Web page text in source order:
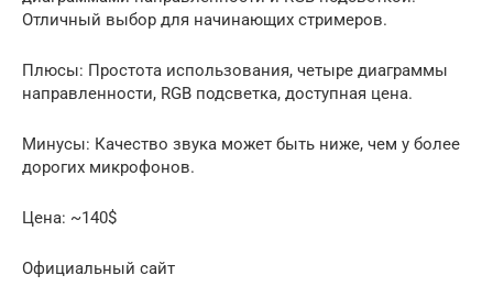
Отличный выбор для начинающих стримеров.
Плюсы: Простота использования, четыре диаграммы
направленности, RGB подсветка, доступная цена.
Минусы: Качество звука может быть ниже, чем у более
дорогих микрофонов.
Цена: ~140$
Официальный сайт